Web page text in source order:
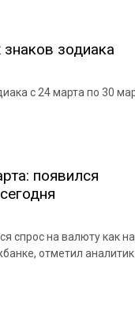
зодиака
с 24 марта по 30
появился
спрос на валюту как на
отметил аналитик